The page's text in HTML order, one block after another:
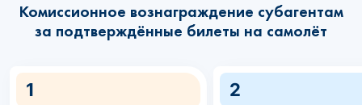
Комиссионное вознаграждение субагентам
за подтверждённые билеты на самолёт
1 2